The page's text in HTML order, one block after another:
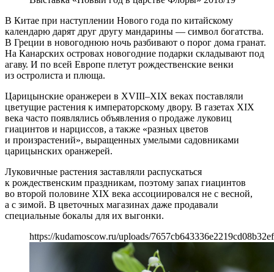
В Китае при наступлении Нового года по китайскому
календарю дарят друг другу мандарины — символ богатства.
В Греции в новогоднюю ночь разбивают о порог дома гранат.
На Канарских островах новогодние подарки складывают под
агаву. И по всей Европе плетут рождественские венки
из остролиста и плюща.
Царицынские оранжереи в XVIII–XIX веках поставляли
цветущие растения к императорскому двору. В газетах XIX
века часто появлялись объявления о продаже луковиц
гиацинтов и нарциссов, а также «разных цветов
и произрастений», выращенных умелыми садовниками
царицынских оранжерей.
Луковичные растения заставляли распускаться
к рождественским праздникам, поэтому запах гиацинтов
во второй половине XIX века ассоциировался не с весной,
а с зимой. В цветочных магазинах даже продавали
специальные бокалы для их выгонки.
https://kudamoscow.ru/uploads/